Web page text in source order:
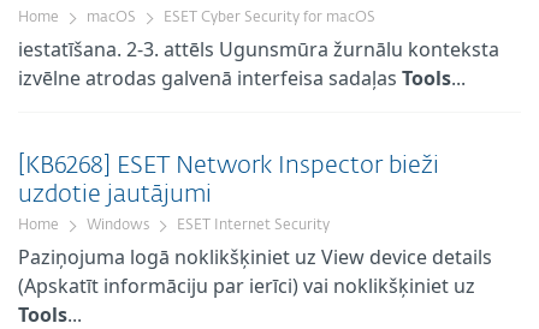
Home macOS ESET Cyber Security for macOS
iestatīšana. 2-3. attēls Ugunsmūra žurnālu konteksta
izvēlne atrodas galvenā interfeisa sadaļas Tools...
[KB6268] ESET Network Inspector bieži
uzdotie jautājumi
Home Windows ESET Internet Security
Paziņojuma logā noklikšķiniet uz View device details
(Apskatīt informāciju par ierīci) vai noklikšķiniet uz
Tools...